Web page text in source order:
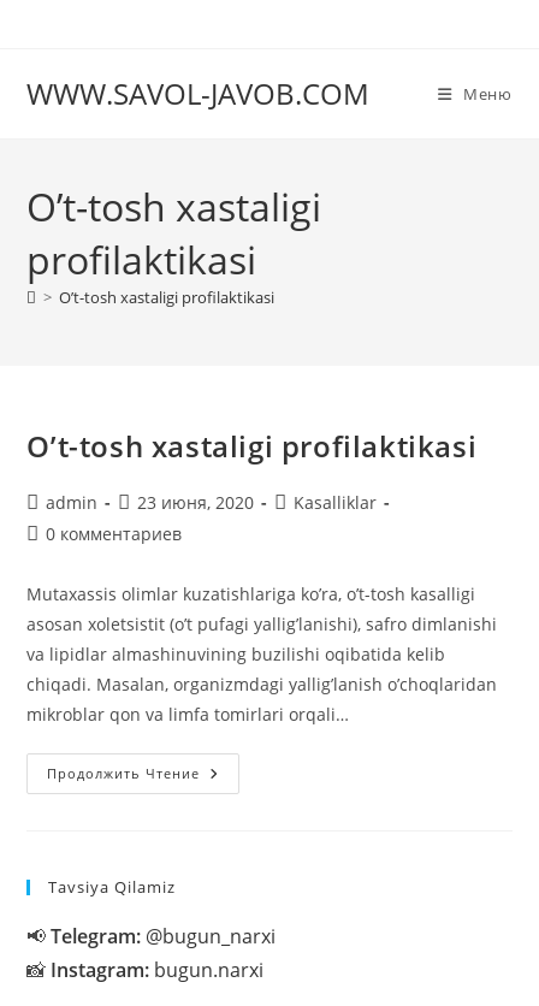
WWW.SAVOL-JAVOB.COM Меню
Oʼt-tosh xastaligi
profilaktikasi
> Oʼt-tosh xastaligi profilaktikasi
Oʼt-tosh xastaligi profilaktikasi
Автор
записи:
admin
Запись
опубликована:
23 июня, 2020
Рубрика
Kasalliklar
Комментарии
записи:
0 комментариев
Mutaxassis olimlar kuzatishlariga koʼra, oʼt-tosh kasalligi
asosan xoletsistit (oʼt pufagi yalligʼlanishi), safro dimlanishi
va lipidlar almashinuvining buzilishi oqibatida kelib
chiqadi. Masalan, organizmdagi yalligʼlanish oʼchoqlaridan
mikroblar qon va limfa tomirlari orqali…
Продолжить Чтение Oʼt-
Tosh
Tavsiya Qilamiz
📢Telegram: @bugun_narxi
📸 Instagram: bugun.narxi